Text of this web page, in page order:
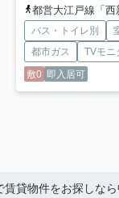
都営大江戸線「
バス・トイレ別
都市ガス
TVモニ
敷0 即入居可
賃貸物件をお探しな